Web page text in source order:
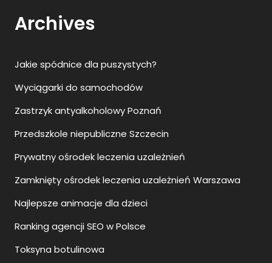
Archives
Jakie spódnice dla puszystych?
Wyciągarki do samochodów
Zastrzyk antyalkoholowy Poznań
Przedszkole niepubliczne Szczecin
Prywatny ośrodek leczenia uzależnień
Zamknięty ośrodek leczenia uzależnień Warszawa
Najlepsze animacje dla dzieci
Ranking agencji SEO w Polsce
Toksyna botulinowa